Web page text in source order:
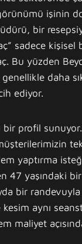
işinin
bir
sadece
Bu yüzden
daha
ediyor.
bir profil
yaptırma
47 yaşındaki
bir
aynı
maliyet